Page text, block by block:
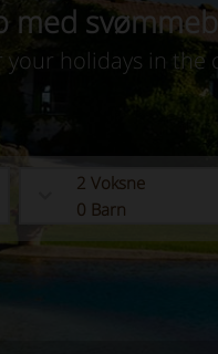
med
holidays in the
2 Voksne
0 Barn